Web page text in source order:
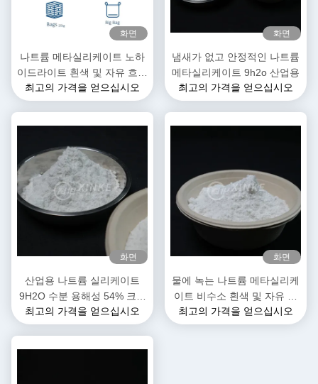
화면
나트륨 메타실리케이트 노하
이드라이트 흰색 및 자유 흐르
는 곡물 / 파우더 13517-24-3
최고의 가격을 얻으십시오
화면
냄새가 없고 안정적인 나트륨
메타실리케이트 9h2o 산업용
최고의 가격을 얻으십시오
화면
산업용 나트륨 실리케이트
9H2O 수분 용해성 54% 크리
스탈 물
최고의 가격을 얻으십시오
화면
물에 녹는 나트륨 메타실리케
이트 비수소 흰색 및 자유 흐
르는 곡물 파우더 결정 물
54%
최고의 가격을 얻으십시오